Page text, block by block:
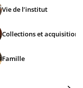
Vie de l’institut
Collections et acquisitions
Famille